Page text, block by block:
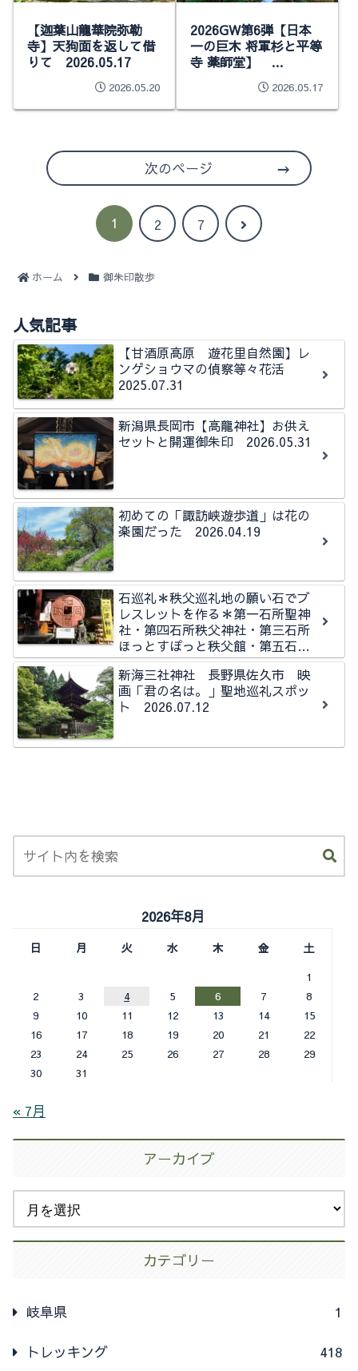
【迦葉山龍華院弥勒
寺】天狗面を返して借
りて 2026.05.17
2026.05.20
2026GW第6弾【日本
一の巨木 将軍杉と平等
寺 薬師堂】
2026.05.17
次のページ
1 2 7
次
ホーム 御朱印散歩
人気記事
【甘酒原高原 遊花里自然園】レ
ンゲショウマの偵察等々花活
2025.07.31
新潟県長岡市【高龍神社】お供え
セットと開運御朱印 2026.05.31
初めての「諏訪峡遊歩道」は花の
楽園だった 2026.04.19
石巡礼＊秩父巡礼地の願い石でブ
レスレットを作る＊第一石所聖神
社・第四石所秩父神社・第三石所
ほっとすぽっと秩父館・第五石所
秩父今宮神社石所
新海三社神社 長野県佐久市 映
画「君の名は。」聖地巡礼スポッ
ト 2026.07.12
2026年8月
日 月 火 水 木 金
土
1
2
3 4 5 6 7
8
9
10 11 12 13 14
15
16
17 18 19 20 21
22
23
24 25 26 27 28
29
30
31
« 7月
アーカイブ
カテゴリー
岐阜県 1
トレッキング 418